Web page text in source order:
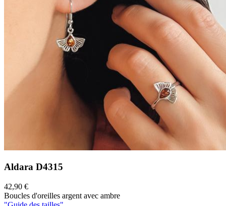
Aldara D4315
42,90 €
Boucles d'oreilles argent avec ambre